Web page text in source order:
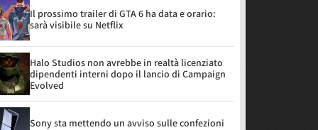
Il prossimo trailer di GTA 6 ha data e orario:
sarà visibile su Netflix
Halo Studios non avrebbe in realtà licenziato
dipendenti interni dopo il lancio di Campaign
Evolved
Sony sta mettendo un avviso sulle confezioni